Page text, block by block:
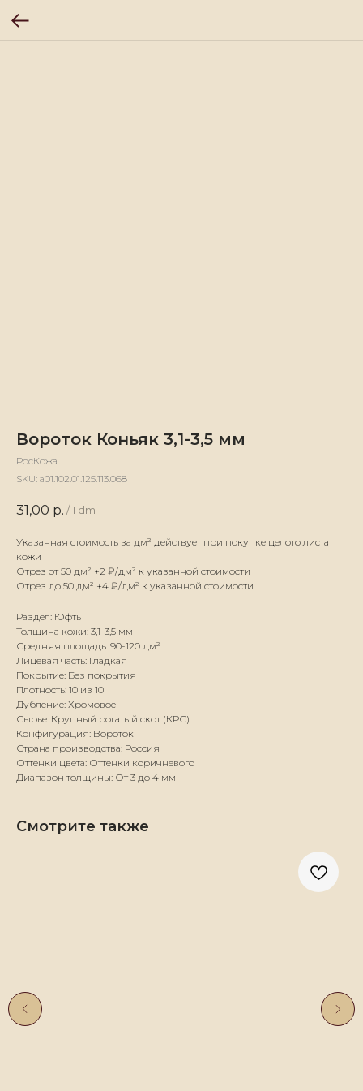
Вороток Коньяк 3,1-3,5 мм
РосКожа
SKU: а01.102.01.125.113.068
31,00 р. / 1 dm
Указанная стоимость за дм² действует при покупке целого листа
кожи
Отрез от 50 дм² +2 ₽/дм² к указанной стоимости
Отрез до 50 дм² +4 ₽/дм² к указанной стоимости
Раздел: Юфть
Толщина кожи: 3,1-3,5 мм
Средняя площадь: 90-120 дм²
Лицевая часть: Гладкая
Покрытие: Без покрытия
Плотность: 10 из 10
Дубление: Хромовое
Сырье: Крупный рогатый скот (КРС)
Конфигурация: Вороток
Страна производства: Россия
Оттенки цвета: Оттенки коричневого
Диапазон толщины: От 3 до 4 мм
Смотрите также